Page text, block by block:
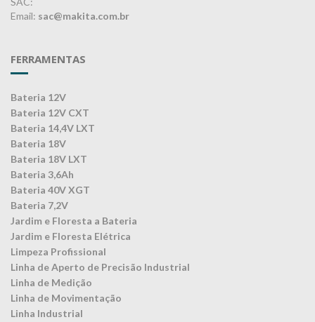
Email: sac@makita.com.br
FERRAMENTAS
Bateria 12V
Bateria 12V CXT
Bateria 14,4V LXT
Bateria 18V
Bateria 18V LXT
Bateria 3,6Ah
Bateria 40V XGT
Bateria 7,2V
Jardim e Floresta a Bateria
Jardim e Floresta Elétrica
Limpeza Profissional
Linha de Aperto de Precisão Industrial
Linha de Medição
Linha de Movimentação
Linha Industrial